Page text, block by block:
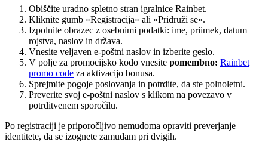
Obiščite uradno spletno stran igralnice Rainbet.
Kliknite gumb »Registracija« ali »Pridruži se«.
Izpolnite obrazec z osebnimi podatki: ime, priimek, datum
rojstva, naslov in država.
Vnesite veljaven e-poštni naslov in izberite geslo.
V polje za promocijsko kodo vnesite pomembno: Rainbet
promo code za aktivacijo bonusa.
Sprejmite pogoje poslovanja in potrdite, da ste polnoletni.
Preverite svoj e-poštni naslov s klikom na povezavo v
potrditvenem sporočilu.
Po registraciji je priporočljivo nemudoma opraviti preverjanje
identitete, da se izognete zamudam pri dvigih.